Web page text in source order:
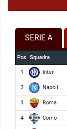
SERIE A
Pos Squadra
1 Inter
2 Napoli
3 Roma
4 Como